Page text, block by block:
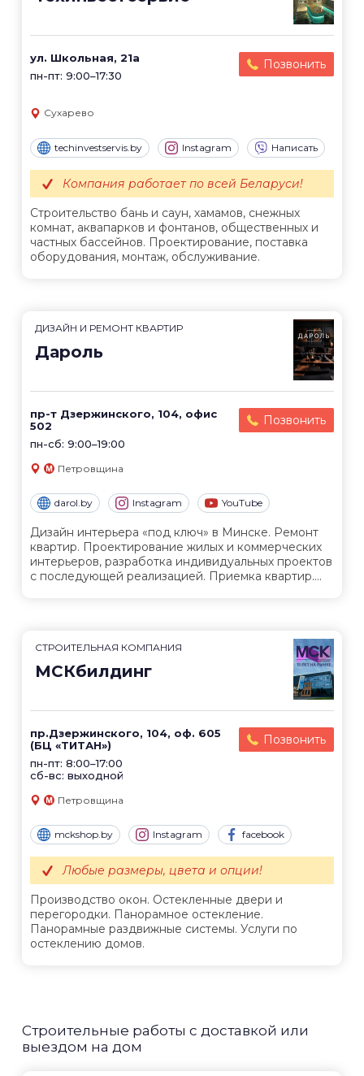
ул. Школьная, 21а
пн-пт: 9:00–17:30
Позвонить
Сухарево
techinvestservis.by Instagram Написать
Строительство бань и саун, хамамов, снежных
комнат, аквапарков и фонтанов, общественных и
частных бассейнов. Проектирование, поставка
оборудования, монтаж, обслуживание.
Компания работает по всей Беларуси!
ДИЗАЙН И РЕМОНТ КВАРТИР
Дароль
пр-т Дзержинского, 104, офис
502
пн-сб: 9:00–19:00
Позвонить
Петровщина
darol.by Instagram YouTube
Дизайн интерьера «под ключ» в Минске. Ремонт
квартир. Проектирование жилых и коммерческих
интерьеров, разработка индивидуальных проектов
с последующей реализацией. Приемка квартир....
СТРОИТЕЛЬНАЯ КОМПАНИЯ
МСКбилдинг
пр.Дзержинского, 104, оф. 605
(БЦ «ТИТАН»)
пн-пт: 8:00–17:00
сб-вс: выходной
Позвонить
Петровщина
mckshop.by Instagram facebook
Производство окон. Остекленные двери и
перегородки. Панорамное остекление.
Панорамные раздвижные системы. Услуги по
остеклению домов.
Любые размеры, цвета и опции!
Строительные работы с доставкой или
выездом на дом